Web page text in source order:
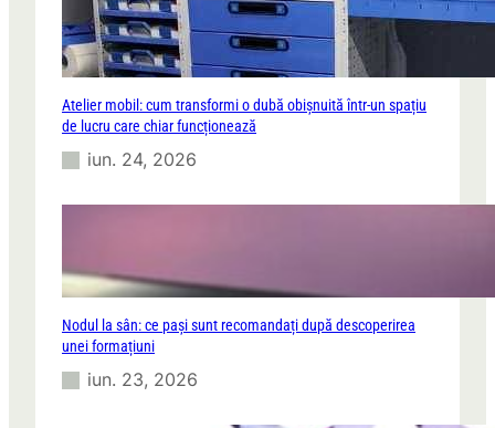
Atelier mobil: cum transformi o dubă obișnuită într-un spațiu
de lucru care chiar funcționează
iun. 24, 2026
Nodul la sân: ce pași sunt recomandați după descoperirea
unei formațiuni
iun. 23, 2026